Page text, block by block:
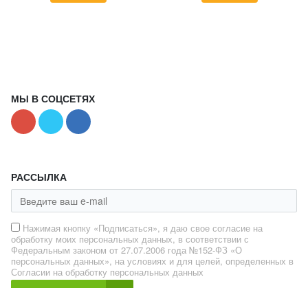
МЫ В СОЦСЕТЯХ
РАССЫЛКА
Нажимая кнопку «Подписаться», я даю свое согласие на
обработку моих персональных данных, в соответствии с
Федеральным законом от 27.07.2006 года №152-ФЗ «О
персональных данных», на условиях и для целей, определенных в
Согласии на обработку персональных данных